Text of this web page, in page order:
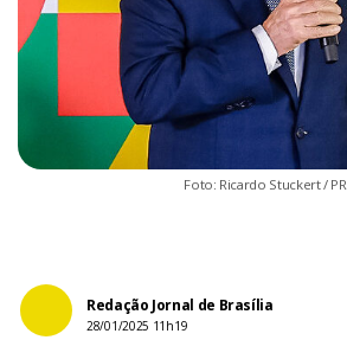
Foto: Ricardo Stuckert / PR
Redação Jornal de Brasília
28/01/2025 11h19